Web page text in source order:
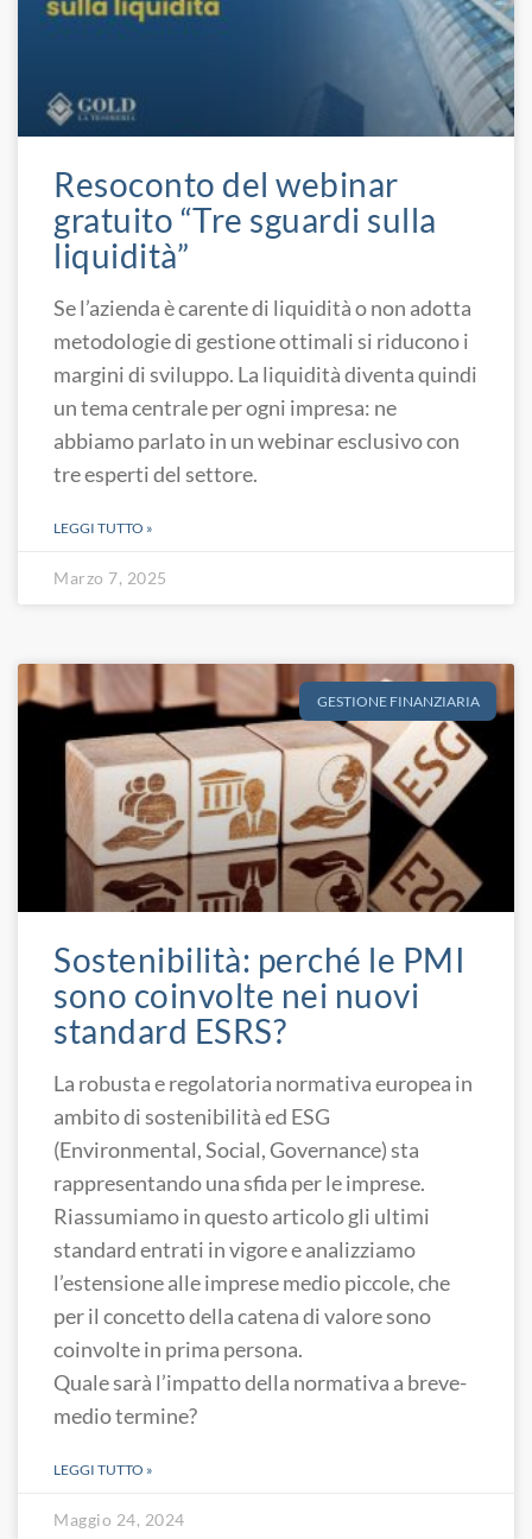
Resoconto del webinar
gratuito “Tre sguardi sulla
liquidità”
Se l’azienda è carente di liquidità o non adotta
metodologie di gestione ottimali si riducono i
margini di sviluppo. La liquidità diventa quindi
un tema centrale per ogni impresa: ne
abbiamo parlato in un webinar esclusivo con
tre esperti del settore.
LEGGI TUTTO »
Marzo 7, 2025
GESTIONE FINANZIARIA
Sostenibilità: perché le PMI
sono coinvolte nei nuovi
standard ESRS?
La robusta e regolatoria normativa europea in
ambito di sostenibilità ed ESG
(Environmental, Social, Governance) sta
rappresentando una sfida per le imprese.
Riassumiamo in questo articolo gli ultimi
standard entrati in vigore e analizziamo
l’estensione alle imprese medio piccole, che
per il concetto della catena di valore sono
coinvolte in prima persona.
Quale sarà l’impatto della normativa a breve-
medio termine?
LEGGI TUTTO »
Maggio 24, 2024